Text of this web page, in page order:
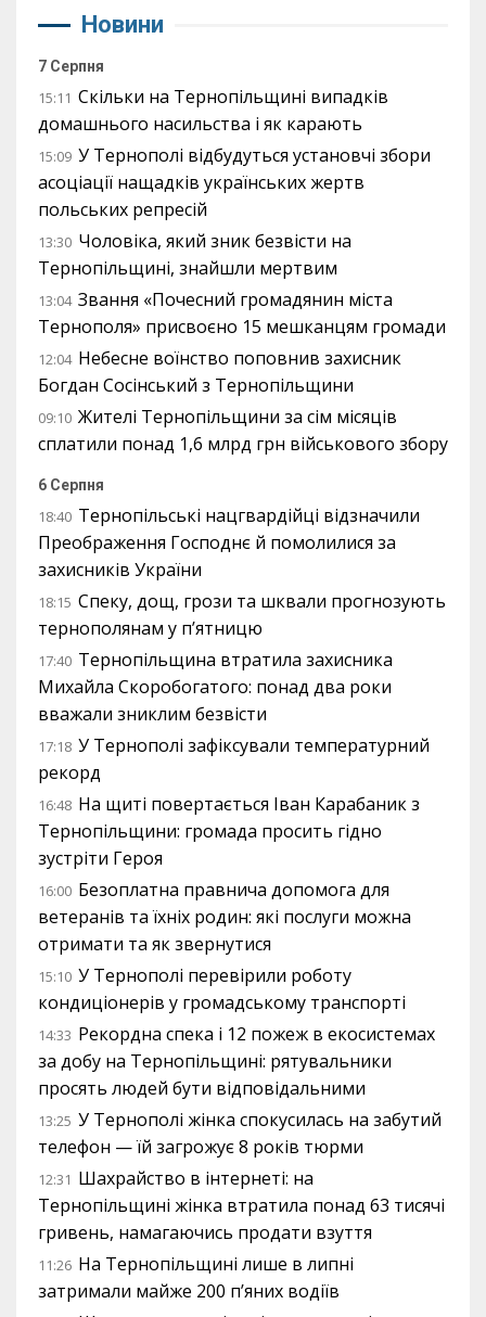
Новини
7 Серпня
15:11 Скільки на Тернопільщині випадків
домашнього насильства і як карають
15:09 У Тернополі відбудуться установчі збори
асоціації нащадків українських жертв
польських репресій
13:30 Чоловіка, який зник безвісти на
Тернопільщині, знайшли мертвим
13:04 Звання «Почесний громадянин міста
Тернополя» присвоєно 15 мешканцям громади
12:04 Небесне воїнство поповнив захисник
Богдан Сосінський з Тернопільщини
09:10 Жителі Тернопільщини за сім місяців
сплатили понад 1,6 млрд грн військового збору
6 Серпня
18:40 Тернопільські нацгвардійці відзначили
Преображення Господнє й помолилися за
захисників України
18:15 Спеку, дощ, грози та шквали прогнозують
тернополянам у п’ятницю
17:40 Тернопільщина втратила захисника
Михайла Скоробогатого: понад два роки
вважали зниклим безвісти
17:18 У Тернополі зафіксували температурний
рекорд
16:48 На щиті повертається Іван Карабаник з
Тернопільщини: громада просить гідно
зустріти Героя
16:00 Безоплатна правнича допомога для
ветеранів та їхніх родин: які послуги можна
отримати та як звернутися
15:10 У Тернополі перевірили роботу
кондиціонерів у громадському транспорті
14:33 Рекордна спека і 12 пожеж в екосистемах
за добу на Тернопільщині: рятувальники
просять людей бути відповідальними
13:25 У Тернополі жінка спокусилась на забутий
телефон — їй загрожує 8 років тюрми
12:31 Шахрайство в інтернеті: на
Тернопільщині жінка втратила понад 63 тисячі
гривень, намагаючись продати взуття
11:26 На Тернопільщині лише в липні
затримали майже 200 п’яних водіїв